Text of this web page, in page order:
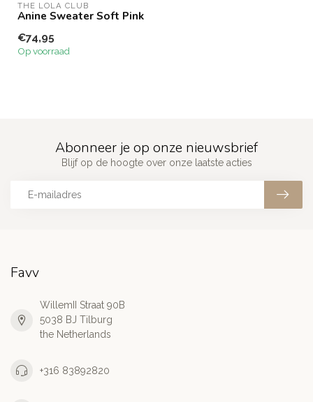
THE LOLA CLUB
Anine Sweater Soft Pink
€74,95
Op voorraad
Abonneer je op onze nieuwsbrief
Blijf op de hoogte over onze laatste acties
Favv
WillemII Straat 90B
5038 BJ Tilburg
the Netherlands
+316 83892820